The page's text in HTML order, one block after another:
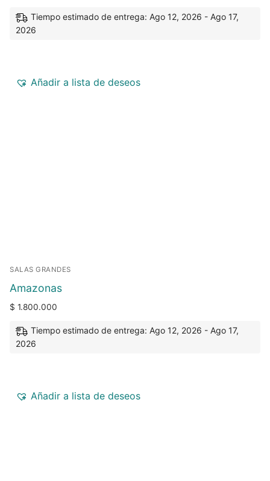
Tiempo estimado de entrega: Ago 12, 2026 - Ago 17,
2026
Añadir a lista de deseos
SALAS GRANDES
Amazonas
$ 1.800.000
Tiempo estimado de entrega: Ago 12, 2026 - Ago 17,
2026
Añadir a lista de deseos